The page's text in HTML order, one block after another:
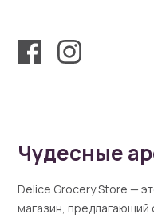
Чудесные
Delice Grocery Store —
магазин,